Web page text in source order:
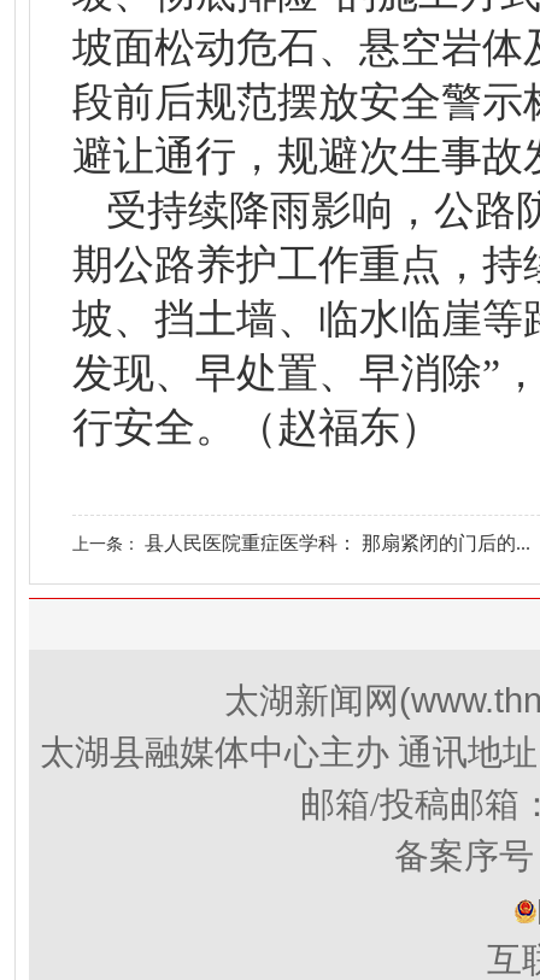
坡面松动危石、悬空岩
段前后规范摆放安全警
避让通行，规避次生事故
受持续降雨影响，公路
期公路养护工作重点，
坡、挡土墙、临水临崖
发现、早处置、早消除”
行安全。（赵福东）
上一条： 县人民医院重症医学科： 那扇紧闭的门后的...
太湖新闻网
太湖县融媒体中心主办 通讯地
邮箱/投稿邮箱
备案序
互